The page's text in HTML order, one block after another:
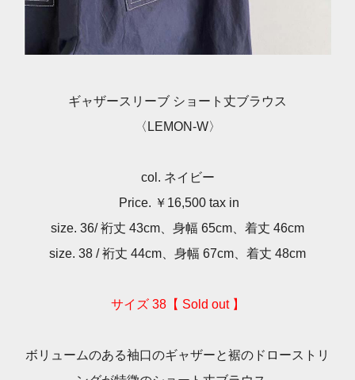
ギャザースリーブ ショート丈ブラウス
〈LEMON-W〉
col. ネイビー
Price. ￥16,500 tax in
size. 36/ 裄丈 43cm、身幅 65cm、着丈 46cm
size. 38 / 裄丈 44cm、身幅 67cm、着丈 48cm
サイズ 38【 Sold out 】
ボリュームのある袖口のギャザーと裾のドローストリ